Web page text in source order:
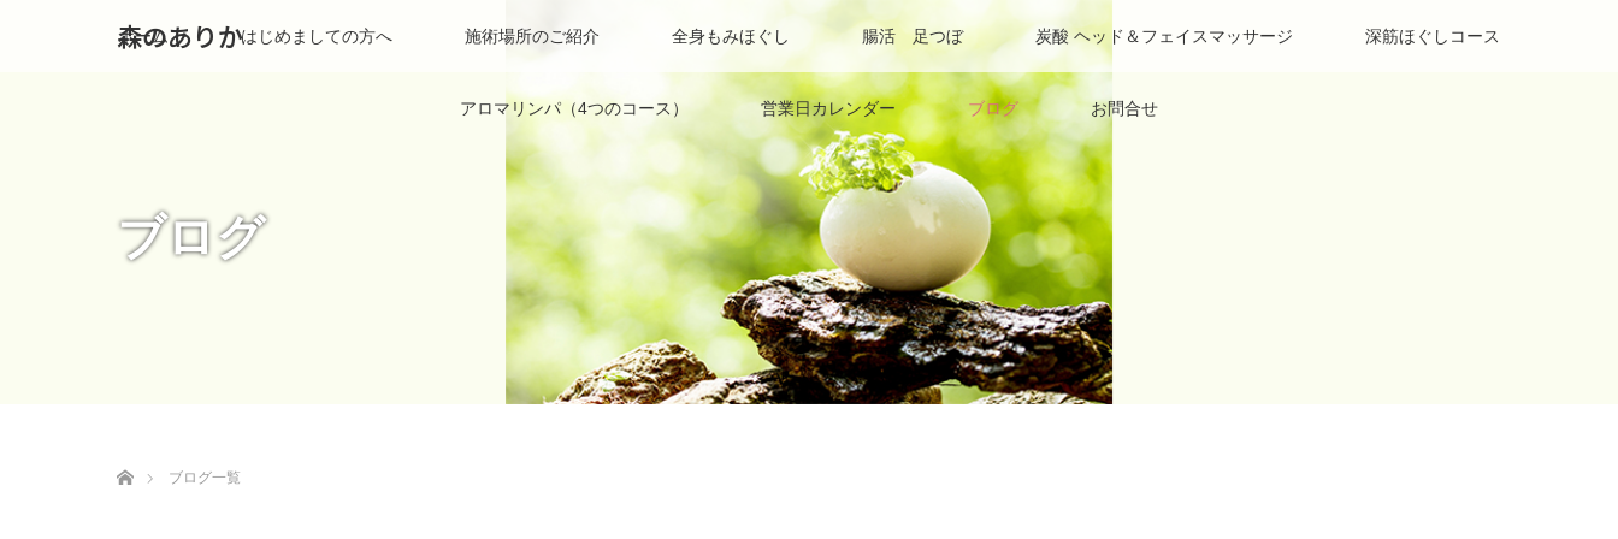
森のありか
ホーム はじめましての方へ 施術場所のご紹介 全身もみほぐし 腸活 足つぼ 炭酸 ヘッド＆フェイスマッサージ 深筋ほぐしコース
アロマリンパ（4つのコース） 営業日カレンダー ブログ お問合せ
ブログ
ブログ一覧